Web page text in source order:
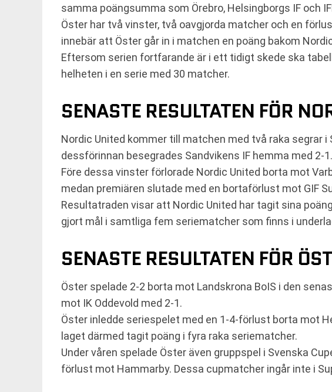
samma poängsumma som Örebro, Helsingborgs IF och
Öster har två vinster, två oavgjorda matcher och en
innebär att Öster går in i matchen en poäng bakom
Eftersom serien fortfarande är i ett tidigt skede ska
helheten i en serie med 30 matcher.
SENASTE RESULTATEN FÖR
Nordic United kommer till matchen med två raka segrar
dessförinnan besegrades Sandvikens IF hemma med 2-1.
Före dessa vinster förlorade Nordic United borta mot
medan premiären slutade med en bortaförlust mot GIF
Resultatraden visar att Nordic United har tagit sina
gjort mål i samtliga fem seriematcher som finns i
SENASTE RESULTATEN FÖR
Öster spelade 2-2 borta mot Landskrona BoIS i den
mot IK Oddevold med 2-1.
Öster inledde seriespelet med en 1-4-förlust borta mot
laget därmed tagit poäng i fyra raka seriematcher.
Under våren spelade Öster även gruppspel i Svenska
förlust mot Hammarby. Dessa cupmatcher ingår inte i